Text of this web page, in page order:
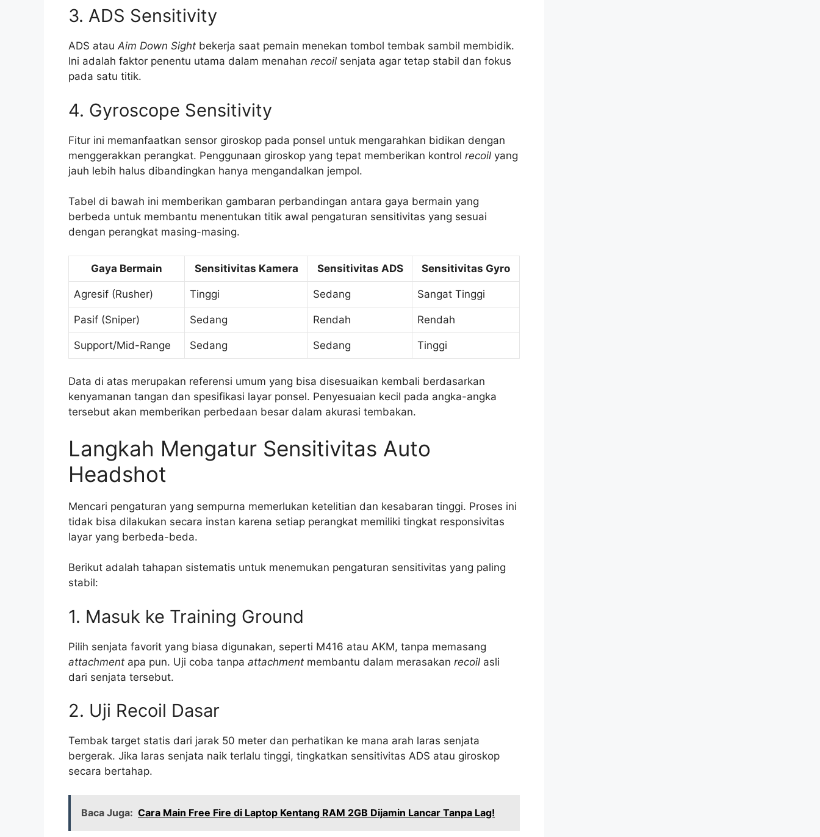
3. ADS Sensitivity
ADS atauAim Down Sight bekerja saat pemain menekan tombol tembak sambil membidik.
Ini adalah faktor penentu utama dalam menahan recoil senjata agar tetap stabil dan fokus
pada satu titik.
4. Gyroscope Sensitivity
Fitur ini memanfaatkan sensor giroskop pada ponsel untuk mengarahkan bidikan dengan
menggerakkan perangkat. Penggunaan giroskop yang tepat memberikan kontrol recoil yang
jauh lebih halus dibandingkan hanya mengandalkan jempol.
Tabel di bawah ini memberikan gambaran perbandingan antara gaya bermain yang
berbeda untuk membantu menentukan titik awal pengaturan sensitivitas yang sesuai
dengan perangkat masing-masing.
Gaya Bermain Sensitivitas Kamera Sensitivitas ADS Sensitivitas Gyro
Agresif (Rusher) Tinggi Sedang Sangat Tinggi
Pasif (Sniper) Sedang Rendah Rendah
Support/Mid-Range Sedang Sedang Tinggi
Data di atas merupakan referensi umum yang bisa disesuaikan kembali berdasarkan
kenyamanan tangan dan spesifikasi layar ponsel. Penyesuaian kecil pada angka-angka
tersebut akan memberikan perbedaan besar dalam akurasi tembakan.
Langkah Mengatur Sensitivitas Auto
Headshot
Mencari pengaturan yang sempurna memerlukan ketelitian dan kesabaran tinggi. Proses ini
tidak bisa dilakukan secara instan karena setiap perangkat memiliki tingkat responsivitas
layar yang berbeda-beda.
Berikut adalah tahapan sistematis untuk menemukan pengaturan sensitivitas yang paling
stabil:
1. Masuk ke Training Ground
Pilih senjata favorit yang biasa digunakan, seperti M416 atau AKM, tanpa memasang
attachment apa pun. Uji coba tanpa attachment membantu dalam merasakan recoil asli
dari senjata tersebut.
2. Uji Recoil Dasar
Tembak target statis dari jarak 50 meter dan perhatikan ke mana arah laras senjata
bergerak. Jika laras senjata naik terlalu tinggi, tingkatkan sensitivitas ADS atau giroskop
secara bertahap.
Baca Juga: Cara Main Free Fire di Laptop Kentang RAM 2GB Dijamin Lancar Tanpa Lag!